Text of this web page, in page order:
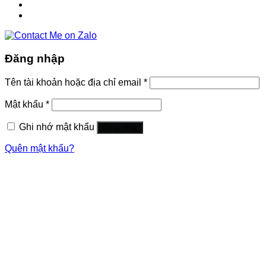
Đăng nhập
Tên tài khoản hoặc địa chỉ email *
Mật khẩu *
Ghi nhớ mật khẩu
Quên mật khẩu?